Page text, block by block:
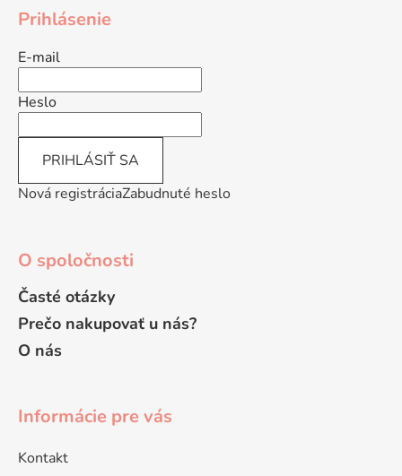
Prihlásenie
E-mail
Heslo
PRIHLÁSIŤ SA
Nová registráciaZabudnuté heslo
O spoločnosti
Časté otázky
Prečo nakupovať u nás?
O nás
Informácie pre vás
Kontakt